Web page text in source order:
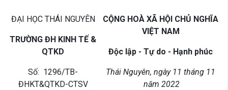
ĐẠI HỌC THÁI NGUYÊN
TRƯỜNG ĐH KINH TẾ &
QTKD
­­Số: 1296/TB-
ĐHKT&QTKD-CTSV
CỘNG HOÀ XÃ HỘI CHỦ NGHĨA
VIỆT NAM
Độc lập - Tự do - Hạnh phúc
Thái Nguyên, ngày 11 tháng 11
năm 2022